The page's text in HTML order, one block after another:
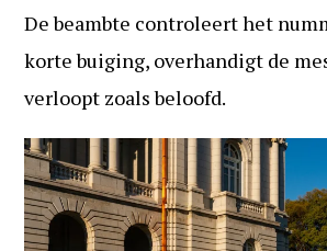
De beambte controleert het
korte buiging, overhandigt de
verloopt zoals beloofd.